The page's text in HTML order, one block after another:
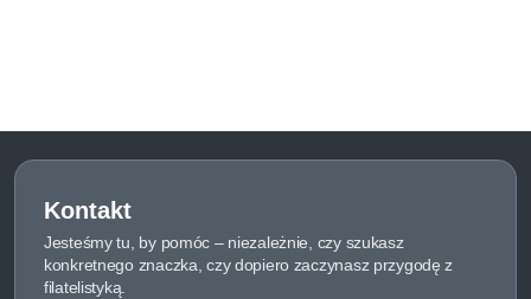
Kontakt
Jesteśmy tu, by pomóc – niezależnie, czy szukasz
konkretnego znaczka, czy dopiero zaczynasz przygodę z
filatelistyką.